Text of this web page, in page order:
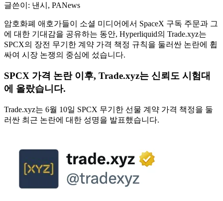
글쓴이: 낸시, PANews
암호화폐 애호가들이 소셜 미디어에서 SpaceX 구독 주문과 그
에 대한 기대감을 공유하는 동안, Hyperliquid의 Trade.xyz는
SPCX의 장전 무기한 계약 가격 책정 규칙을 둘러싼 논란에 휩
싸여 시장 논쟁의 중심에 섰습니다.
SPCX 가격 논란 이후, Trade.xyz는 신뢰도 시험대
에 올랐습니다.
Trade.xyz는 6월 10일 SPCX 무기한 선물 계약 가격 책정을 둘
러싼 최근 논란에 대한 성명을 발표했습니다.